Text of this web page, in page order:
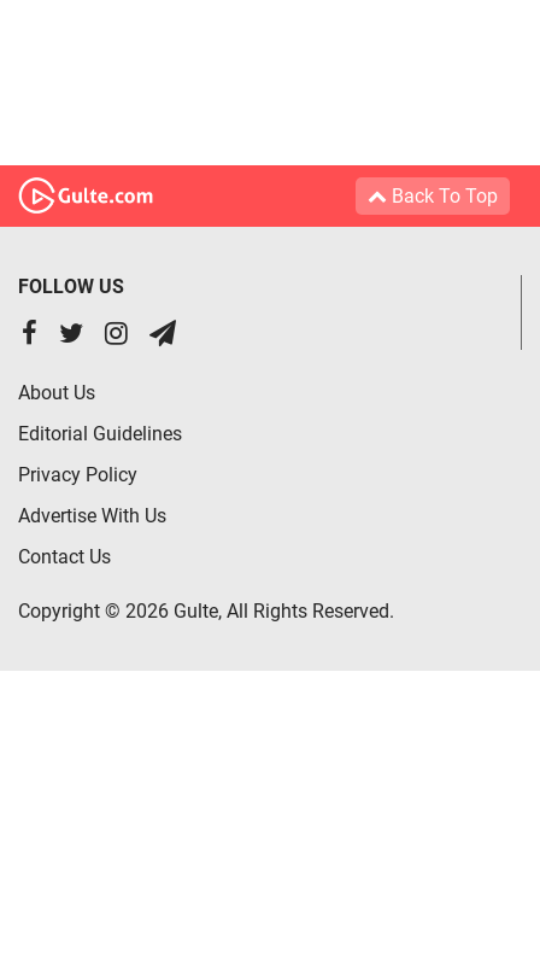
Back To Top
FOLLOW US
About Us
Editorial Guidelines
Privacy Policy
Advertise With Us
Contact Us
Copyright © 2026 Gulte, All Rights Reserved.